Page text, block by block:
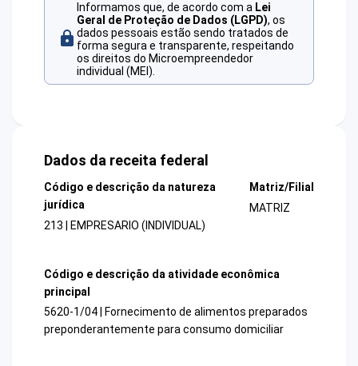
Informamos que, de acordo com a Lei
Geral de Proteção de Dados (LGPD), os
dados pessoais estão sendo tratados de
forma segura e transparente, respeitando
os direitos do Microempreendedor
individual (MEI).
Dados da receita federal
Código e descrição da natureza
jurídica
213 | EMPRESARIO (INDIVIDUAL)
Matriz/Filial
MATRIZ
Código e descrição da atividade econômica
principal
5620-1/04 | Fornecimento de alimentos preparados
preponderantemente para consumo domiciliar